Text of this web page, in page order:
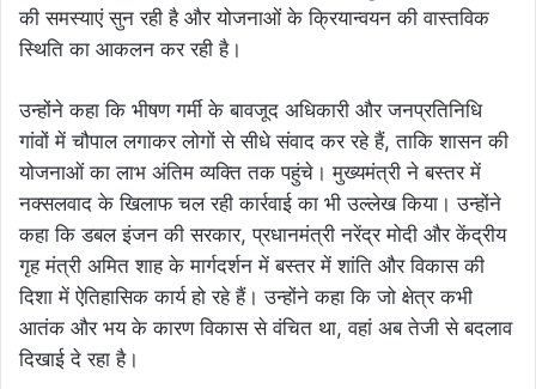
की समस्याएं सुन रही है और योजनाओं के क्रियान्वयन की वास्तविक
स्थिति का आकलन कर रही है।
उन्होंने कहा कि भीषण गर्मी के बावजूद अधिकारी और जनप्रतिनिधि
गांवों में चौपाल लगाकर लोगों से सीधे संवाद कर रहे हैं, ताकि शासन की
योजनाओं का लाभ अंतिम व्यक्ति तक पहुंचे। मुख्यमंत्री ने बस्तर में
नक्सलवाद के खिलाफ चल रही कार्रवाई का भी उल्लेख किया। उन्होंने
कहा कि डबल इंजन की सरकार, प्रधानमंत्री नरेंद्र मोदी और केंद्रीय
गृह मंत्री अमित शाह के मार्गदर्शन में बस्तर में शांति और विकास की
दिशा में ऐतिहासिक कार्य हो रहे हैं। उन्होंने कहा कि जो क्षेत्र कभी
आतंक और भय के कारण विकास से वंचित था, वहां अब तेजी से बदलाव
दिखाई दे रहा है।